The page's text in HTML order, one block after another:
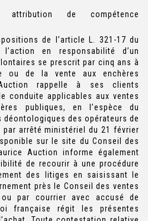
de compétence
de l’article L. 321-17 du
en responsabilité d’un
se prescrit par cinq ans à
ou de la vente aux enchères
rappelle à ses clients
conduite applicables aux ventes
publiques, en l’espèce du
déontologiques des opérateurs de
arrêté ministériel du 21 février
sur le site du Conseil des
Auction informe également
de recourir à une procédure
des litiges en saisissant le
près le Conseil des ventes
par courrier avec accusé de
française régit les présentes